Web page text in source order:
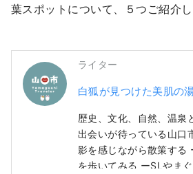
葉スポットについて、５つご紹介し
ライター
白狐が見つけた美肌の
歴史、文化、自然、温泉
出会いが待っている山口
影を感じながら散策する
を歩いてみる ーSLやま